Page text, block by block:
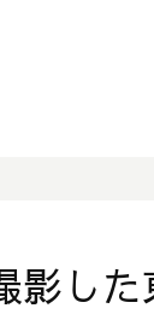
影し